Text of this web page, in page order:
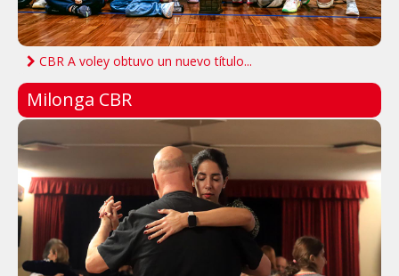
CBR A voley obtuvo un nuevo título...
Milonga CBR